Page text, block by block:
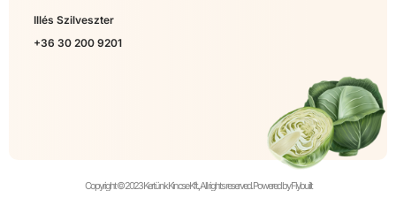
Illés Szilveszter
+36 30 200 9201
Copyright © 2023 Kertünk Kincse Kft., All rights reserved. Powered by Flybuilt